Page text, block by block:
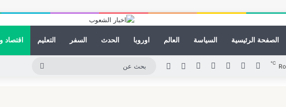
الصفحة الرئيسية السياسة العالم اوروبا الحدث السفر التعليم اقتصاد
℃ فيسبوك لينكدإنيوتيوب انستقراممقال عشوائي
الوضع المظلم